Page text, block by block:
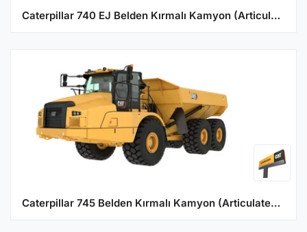
Caterpillar 740 EJ Belden Kırmalı Kamyon (Articulated Truck)
Caterpillar 745 Belden Kırmalı Kamyon (Articulated Truck)